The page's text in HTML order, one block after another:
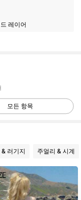
레이어
모든 항목
& 러기지 주얼리 & 시계